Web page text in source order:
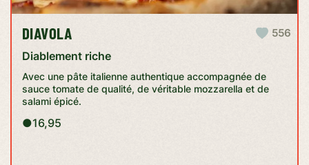
DIAVOLA
556
Diablement riche
Avec une pâte italienne authentique accompagnée de
sauce tomate de qualité, de véritable mozzarella et de
salami épicé.
●16,95